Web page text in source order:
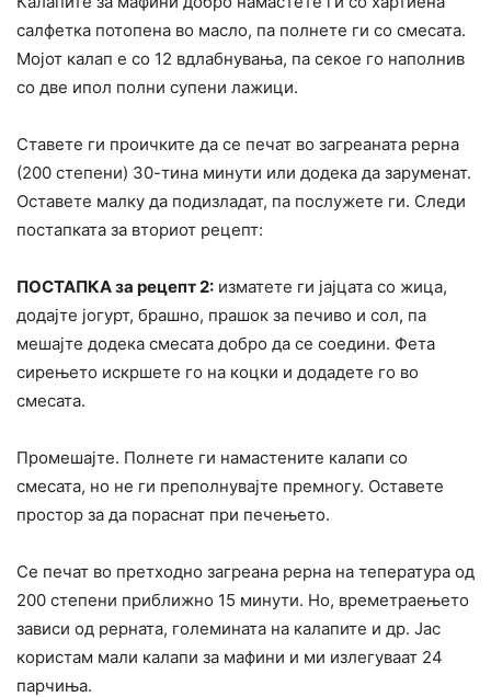
салфетка потопена во масло, па полнете ги со смесата.
Мојот калап е со 12 вдлабнувања, па секое го наполнив
со две ипол полни супени лажици.
Ставете ги проичките да се печат во загреаната рерна
(200 степени) 30-тина минути или додека да заруменат.
Оставете малку да подизладат, па послужете ги. Следи
постапката за вториот рецепт:
ПОСТАПКА за рецепт 2: изматете ги јајцата со жица,
додајте јогурт, брашно, прашок за печиво и сол, па
мешајте додека смесата добро да се соедини. Фета
сирењето искршете го на коцки и додадете го во
смесата.
Промешајте. Полнете ги намастените калапи со
смесата, но не ги преполнувајте премногу. Оставете
простор за да пораснат при печењето.
Се печат во претходно загреана рерна на тепература од
200 степени приближно 15 минути. Но, времетраењето
зависи од рерната, големината на калапите и др. Јас
користам мали калапи за мафини и ми излегуваат 24
парчиња.